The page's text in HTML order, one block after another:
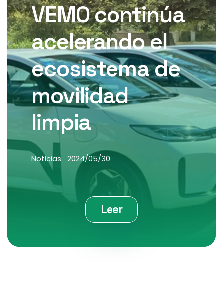
VEMO continúa
acelerando el
ecosistema de
movilidad
limpia
Noticias 2024/05/30
Leer